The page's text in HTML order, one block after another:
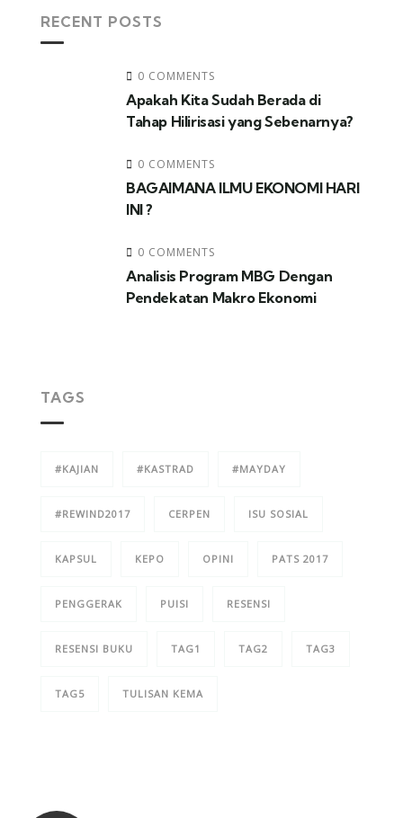
RECENT POSTS
0 COMMENTS
Apakah Kita Sudah Berada di
Tahap Hilirisasi yang Sebenarnya?
0 COMMENTS
BAGAIMANA ILMU EKONOMI HARI
INI ?
0 COMMENTS
Analisis Program MBG Dengan
Pendekatan Makro Ekonomi
TAGS
#KAJIAN #KASTRAD #MAYDAY
#REWIND2017 CERPEN ISU SOSIAL
KAPSUL KEPO OPINI PATS 2017
PENGGERAK PUISI RESENSI
RESENSI BUKU TAG1 TAG2 TAG3
TAG5 TULISAN KEMA